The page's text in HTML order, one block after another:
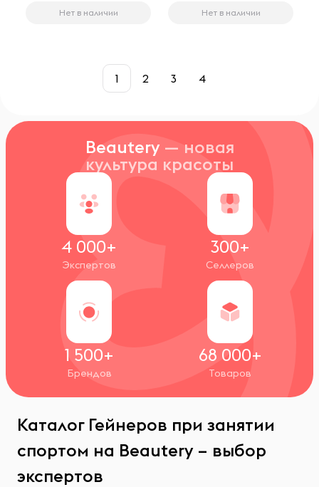
Нет в наличии Нет в наличии
1 2 3 4
Beautery — новая
культура красоты
4 000+
Экспертов
300+
Селлеров
1 500+
Брендов
68 000+
Товаров
Каталог Гейнеров при занятии
спортом на Beautery – выбор
экспертов